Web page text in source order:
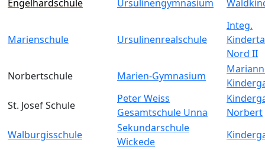
Engelhardschule
Ursulinengymnasium
Marienschule Ursulinenrealschule
Integ.
Nord II
Norbertschule
Marien-Gymnasium
St. Josef Schule
Peter Weiss
Gesamtschule Unna
Norbert
Walburgisschule
Sekundarschule
Wickede